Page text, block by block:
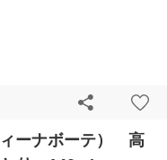
ーナボーテ） 高